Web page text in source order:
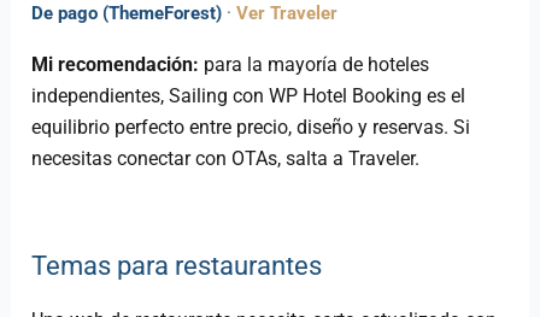
De pago (ThemeForest) ·Ver Traveler
Mi recomendación: para la mayoría de hoteles
independientes, Sailing con WP Hotel Booking es el
equilibrio perfecto entre precio, diseño y reservas. Si
necesitas conectar con OTAs, salta a Traveler.
Temas para restaurantes